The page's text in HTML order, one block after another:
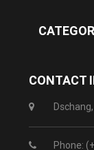
CONTACT
Phone: